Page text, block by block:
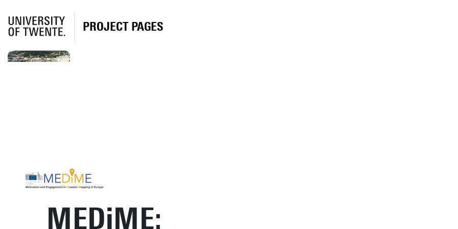
PROJECT PAGES
MEDiME: